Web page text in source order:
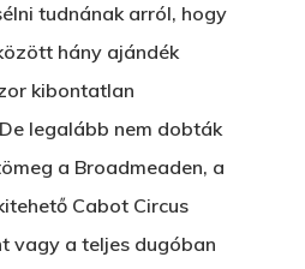
tudnának arról, hogy
hány ajándék
kibontatlan
legalább nem dobták
a Broadmeaden, a
Cabot Circus
vagy a teljes dugóban